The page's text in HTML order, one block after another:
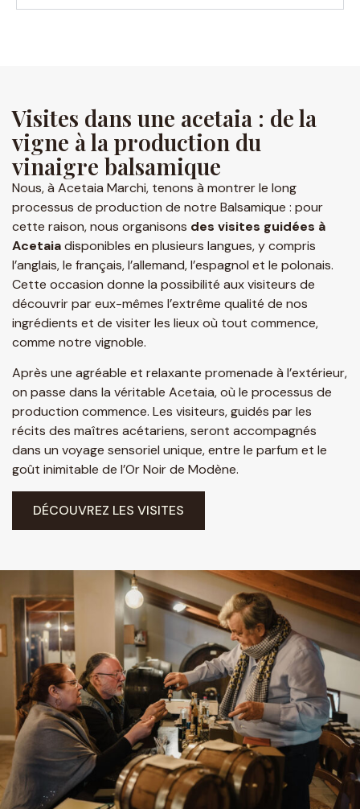
Visites dans une acetaia : de la
vigne à la production du
vinaigre balsamique
Nous, à Acetaia Marchi, tenons à montrer le long
processus de production de notre Balsamique : pour
cette raison, nous organisons des visites guidées à
Acetaiadisponibles en plusieurs langues, y compris
l’anglais, le français, l’allemand, l’espagnol et le polonais.
Cette occasion donne la possibilité aux visiteurs de
découvrir par eux-mêmes l’extrême qualité de nos
ingrédients et de visiter les lieux où tout commence,
comme notre vignoble.
Après une agréable et relaxante promenade à l’extérieur,
on passe dans la véritable Acetaia, où le processus de
production commence. Les visiteurs, guidés par les
récits des maîtres acétariens, seront accompagnés
dans un voyage sensoriel unique, entre le parfum et le
goût inimitable de l’Or Noir de Modène.
DÉCOUVREZ LES VISITES